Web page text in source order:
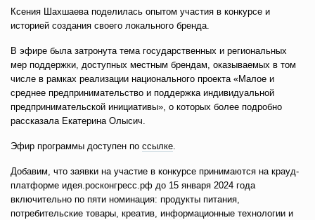
Ксения Шахшаева поделилась опытом участия в конкурсе и
историей создания своего локального бренда.
В эфире была затронута тема государственных и региональных
мер поддержки, доступных местным брендам, оказываемых в том
числе в рамках реализации национального проекта «Малое и
среднее предпринимательство и поддержка индивидуальной
предпринимательской инициативы», о которых более подробно
рассказала Екатерина Олысич.
Эфир программы доступен по ссылке.
Добавим, что заявки на участие в конкурсе принимаются на крауд-
платформе идея.росконгресс.рф до 15 января 2024 года
включительно по пяти номинация: продукты питания,
потребительские товары, креатив, информационные технологии и